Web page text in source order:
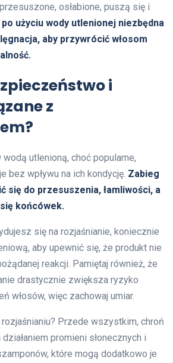
osłabione, puszą się i
użyciu wody utlenionej niezbędna
aby przywrócić włosom
i
z
wodą utlenioną, choć popularne,
bez wpływu na ich kondycję. Zabieg
się do przesuszenia, łamliwości, a
końcówek.
się na rozjaśnianie, koniecznie
aby upewnić się, że produkt nie
reakcji. Pamiętaj również, że
drastycznie zwiększa ryzyko
włosów, więc zachowaj umiar.
Przede wszystkim, chroń
promieni słonecznych i
które mogą dodatkowo je